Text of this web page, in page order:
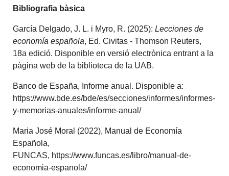
Bibliografia bàsica
García Delgado, J. L. i Myro, R. (2025):Lecciones de
economía española, Ed. Civitas - Thomson Reuters,
18a edició. Disponible en versió electrònica entrant a la
pàgina web de la biblioteca de la UAB.
Banco de España, Informe anual. Disponible a:
https://www.bde.es/bde/es/secciones/informes/informes-
y-memorias-anuales/informe-anual/
Maria José Moral (2022), Manual de Economía
Española,
FUNCAS, https://www.funcas.es/libro/manual-de-
economia-espanola/